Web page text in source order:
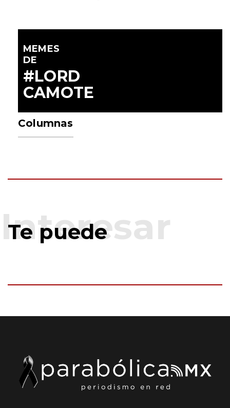
MEMES
DE
#LORD
CAMOTE
Columnas
Te puede